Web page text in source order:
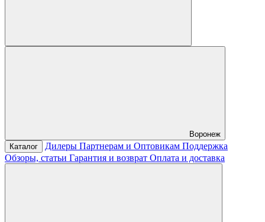
Воронеж
Каталог
Дилеры Партнерам и Оптовикам Поддержка
Обзоры, статьи Гарантия и возврат Оплата и доставка